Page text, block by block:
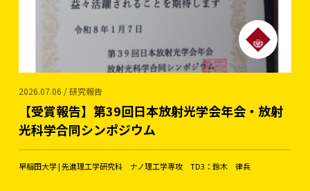
2026.07.06 / 研究報告
【受賞報告】第39回日本放射光学会年会・放射
光科学合同シンポジウム
早稲田大学 | 先進理工学研究科 ナノ理工学専攻 TD3：鈴木 律兵